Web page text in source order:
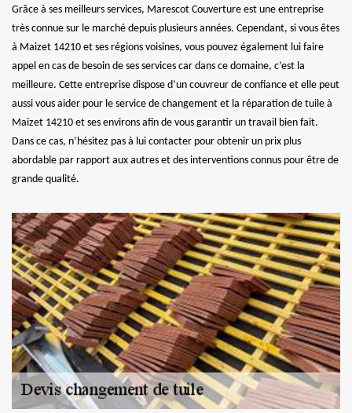
Grâce à ses meilleurs services, Marescot Couverture est une entreprise
très connue sur le marché depuis plusieurs années. Cependant, si vous êtes
à Maizet 14210 et ses régions voisines, vous pouvez également lui faire
appel en cas de besoin de ses services car dans ce domaine, c’est la
meilleure. Cette entreprise dispose d’un couvreur de confiance et elle peut
aussi vous aider pour le service de changement et la réparation de tuile à
Maizet 14210 et ses environs afin de vous garantir un travail bien fait.
Dans ce cas, n’hésitez pas à lui contacter pour obtenir un prix plus
abordable par rapport aux autres et des interventions connus pour être de
grande qualité.